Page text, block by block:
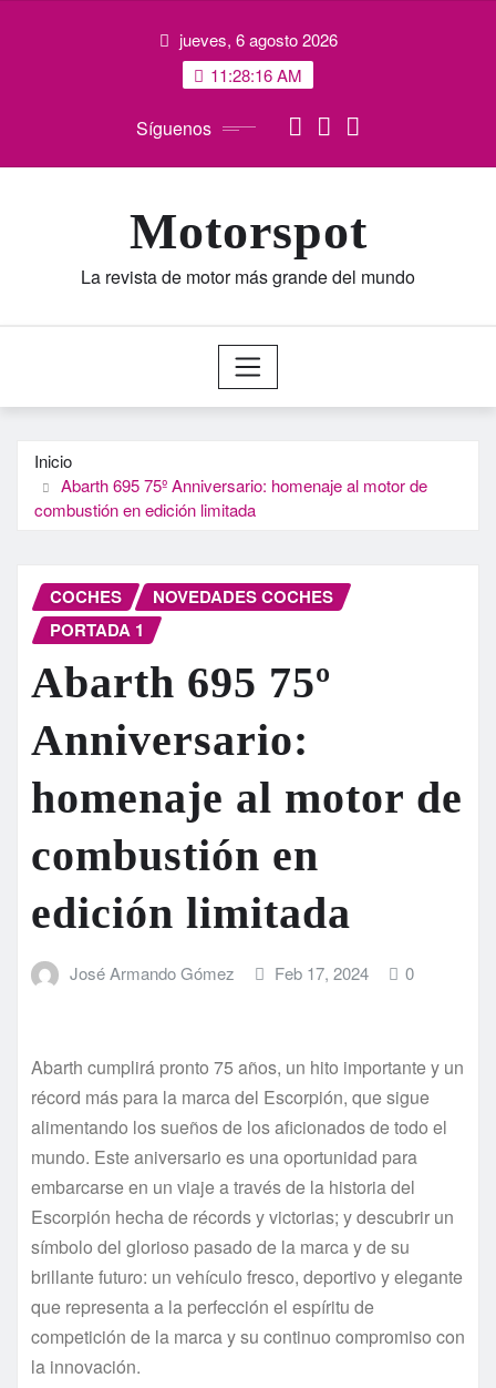
jueves, 6 agosto 2026
11:28:17 AM
Síguenos
Motorspot
La revista de motor más grande del mundo
Inicio
Abarth 695 75º Anniversario: homenaje al motor de
combustión en edición limitada
COCHES
NOVEDADES COCHES
PORTADA 1
Abarth 695 75º
Anniversario:
homenaje al motor de
combustión en
edición limitada
José Armando Gómez Feb 17, 2024 0
Abarth cumplirá pronto 75 años, un hito importante y un
récord más para la marca del Escorpión, que sigue
alimentando los sueños de los aficionados de todo el
mundo. Este aniversario es una oportunidad para
embarcarse en un viaje a través de la historia del
Escorpión hecha de récords y victorias; y descubrir un
símbolo del glorioso pasado de la marca y de su
brillante futuro: un vehículo fresco, deportivo y elegante
que representa a la perfección el espíritu de
competición de la marca y su continuo compromiso con
la innovación.